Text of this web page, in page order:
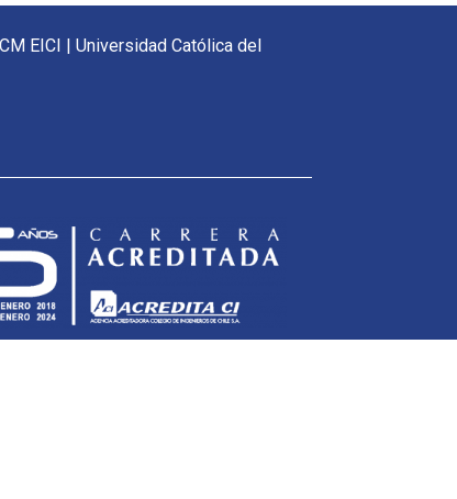
EICI | Universidad Católica del